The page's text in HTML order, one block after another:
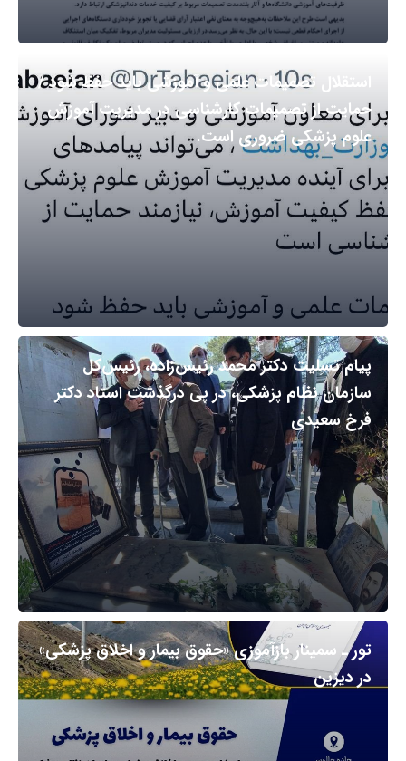
استقلال تصمیمات علمی و آموزشی باید حفظ شود /
حمایت از تصمیمات کارشناسی در مدیریت آموزش
علوم پزشکی ضروری است.
پیام تسلیت دکتر محمد رئیس‌زاده، رئیس‌کل
سازمان نظام پزشکی، در پی درگذشت استاد دکتر
فرخ سعیدی
تور ـ سمینار بازآموزی «حقوق بیمار و اخلاق پزشکی»
در دیزین